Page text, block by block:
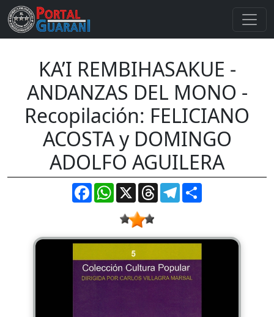
KA’I REMBIHASAKUE -
ANDANZAS DEL MONO -
Recopilación: FELICIANO
ACOSTA y DOMINGO
ADOLFO AGUILERA
FacebookWhatsApp
X ThreadsTelegram